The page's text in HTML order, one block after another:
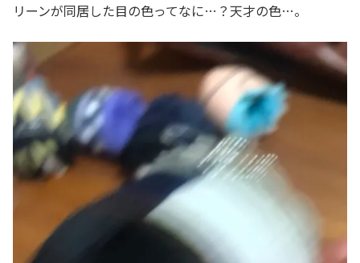
リーンが同居した目の色ってなに…？天才の色…。